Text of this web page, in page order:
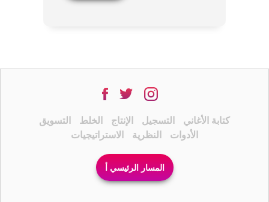
التسويق الخلط الإنتاج التسجيل
كتابة الأغاني
الاستراتيجيات
النظرية الأدوات
المسار الرئيسي أ